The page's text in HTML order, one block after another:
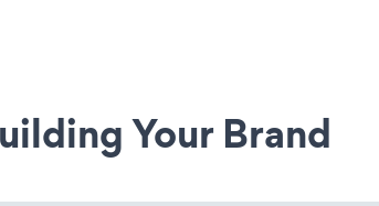
Your Brand